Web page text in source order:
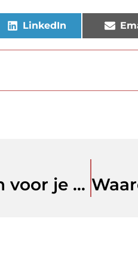
LinkedIn
123theorie: Snel en zeker slagen voor je theorie-examen